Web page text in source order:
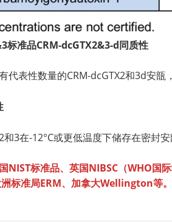
标准品CRM-dcGTX2&3-d同质性
代表性数量的CRM-dcGTX2和3d安瓿
3在-12°C或更低温度下储存在密封
NIST标准品、英国NIBSC（WHO国
标准局ERM、加拿大Wellington等。